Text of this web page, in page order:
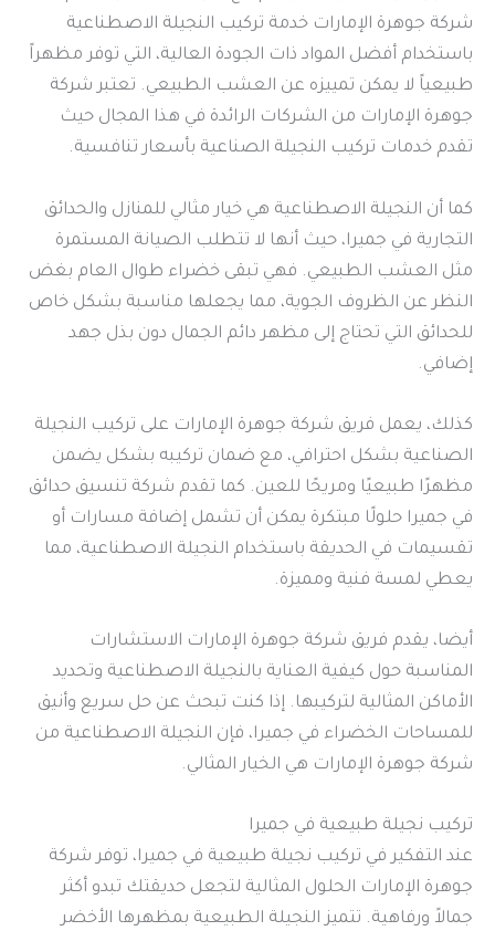
شركة جوهرة الإمارات خدمة تركيب النجيلة الاصطناعية
باستخدام أفضل المواد ذات الجودة العالية، التي توفر مظهراً
طبيعياً لا يمكن تمييزه عن العشب الطبيعي. تعتبر شركة
جوهرة الإمارات من الشركات الرائدة في هذا المجال حيث
تقدم خدمات تركيب النجيلة الصناعية بأسعار تنافسية.
كما أن النجيلة الاصطناعية هي خيار مثالي للمنازل والحدائق
التجارية في جميرا، حيث أنها لا تتطلب الصيانة المستمرة
مثل العشب الطبيعي. فهي تبقى خضراء طوال العام بغض
النظر عن الظروف الجوية، مما يجعلها مناسبة بشكل خاص
للحدائق التي تحتاج إلى مظهر دائم الجمال دون بذل جهد
إضافي.
كذلك، يعمل فريق شركة جوهرة الإمارات على تركيب النجيلة
الصناعية بشكل احترافي، مع ضمان تركيبه بشكل يضمن
مظهرًا طبيعيًا ومريحًا للعين. كما تقدم شركة تنسيق حدائق
في جميرا حلولًا مبتكرة يمكن أن تشمل إضافة مسارات أو
تقسيمات في الحديقة باستخدام النجيلة الاصطناعية، مما
يعطي لمسة فنية ومميزة.
أيضا، يقدم فريق شركة جوهرة الإمارات الاستشارات
المناسبة حول كيفية العناية بالنجيلة الاصطناعية وتحديد
الأماكن المثالية لتركيبها. إذا كنت تبحث عن حل سريع وأنيق
للمساحات الخضراء في جميرا، فإن النجيلة الاصطناعية من
شركة جوهرة الإمارات هي الخيار المثالي.
تركيب نجيلة طبيعية في جميرا
عند التفكير في تركيب نجيلة طبيعية في جميرا، توفر شركة
جوهرة الإمارات الحلول المثالية لتجعل حديقتك تبدو أكثر
جمالاً ورفاهية. تتميز النجيلة الطبيعية بمظهرها الأخضر